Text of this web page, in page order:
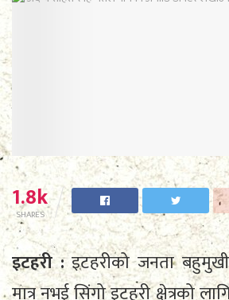
1.8k
SHARES
इटहरी :इटहरीको जनता